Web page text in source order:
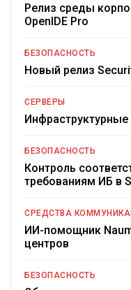
Релиз среды
OpenIDE Pro
БЕЗОПАСНОСТЬ
Новый релиз
СЕРВЕРЫ
БЕЗОПАСНОСТЬ
Контроль
требованиям ИБ в
СРЕДСТВА
ИИ-помощник
центров
БЕЗОПАСНОСТЬ